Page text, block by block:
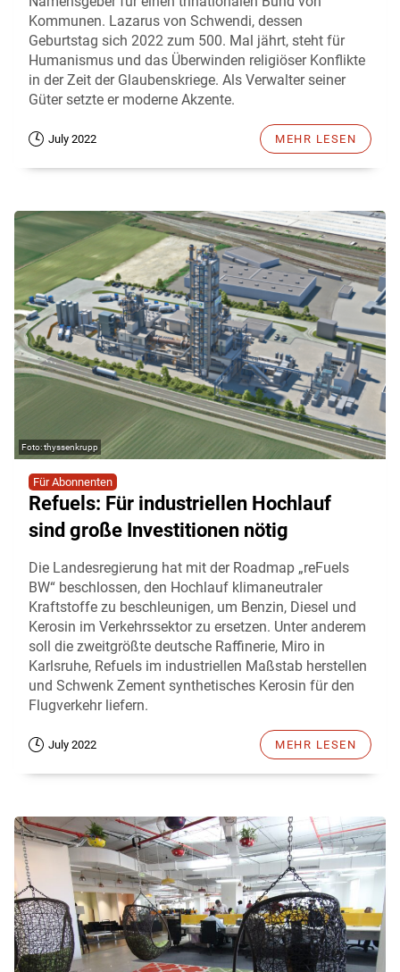
Kommunen. Lazarus von Schwendi, dessen
Geburtstag sich 2022 zum 500. Mal jährt, steht für
Humanismus und das Überwinden religiöser Konflikte
in der Zeit der Glaubenskriege. Als Verwalter seiner
Güter setzte er moderne Akzente.
July 2022 MEHR LESEN
thyssenkrupp
Für Abonnenten
Refuels: Für industriellen Hochlauf
sind große Investitionen nötig
Die Landesregierung hat mit der Roadmap „reFuels
BW“ beschlossen, den Hochlauf klimaneutraler
Kraftstoffe zu beschleunigen, um Benzin, Diesel und
Kerosin im Verkehrssektor zu ersetzen. Unter anderem
soll die zweitgrößte deutsche Raffinerie, Miro in
Karlsruhe, Refuels im industriellen Maßstab herstellen
und Schwenk Zement synthetisches Kerosin für den
Flugverkehr liefern.
July 2022 MEHR LESEN